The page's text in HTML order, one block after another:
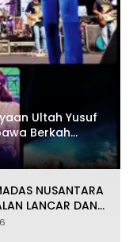
Ultah Yusuf
Berkah
NUSANTARA
LANCAR DAN